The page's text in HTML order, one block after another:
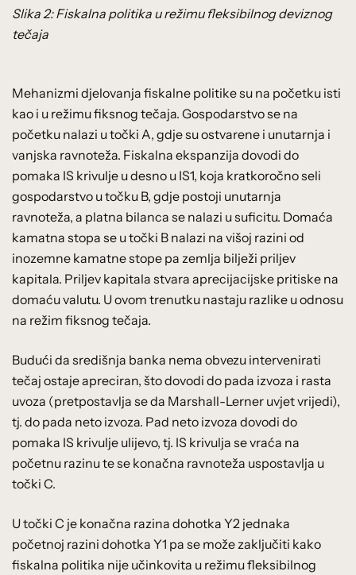
Slika 2: Fiskalna politika u režimu fleksibilnog deviznog
tečaja
Mehanizmi djelovanja fiskalne politike su na početku isti
kao i u režimu fiksnog tečaja. Gospodarstvo se na
početku nalazi u točki A, gdje su ostvarene i unutarnja i
vanjska ravnoteža. Fiskalna ekspanzija dovodi do
pomaka IS krivulje u desno u IS1, koja kratkoročno seli
gospodarstvo u točku B, gdje postoji unutarnja
ravnoteža, a platna bilanca se nalazi u suficitu. Domaća
kamatna stopa se u točki B nalazi na višoj razini od
inozemne kamatne stope pa zemlja bilježi priljev
kapitala. Priljev kapitala stvara aprecijacijske pritiske na
domaću valutu. U ovom trenutku nastaju razlike u odnosu
na režim fiksnog tečaja.
Budući da središnja banka nema obvezu intervenirati
tečaj ostaje apreciran, što dovodi do pada izvoza i rasta
uvoza (pretpostavlja se da Marshall-Lerner uvjet vrijedi),
tj. do pada neto izvoza. Pad neto izvoza dovodi do
pomaka IS krivulje ulijevo, tj. IS krivulja se vraća na
početnu razinu te se konačna ravnoteža uspostavlja u
točki C.
U točki C je konačna razina dohotka Y2 jednaka
početnoj razini dohotka Y1 pa se može zaključiti kako
fiskalna politika nije učinkovita u režimu fleksibilnog